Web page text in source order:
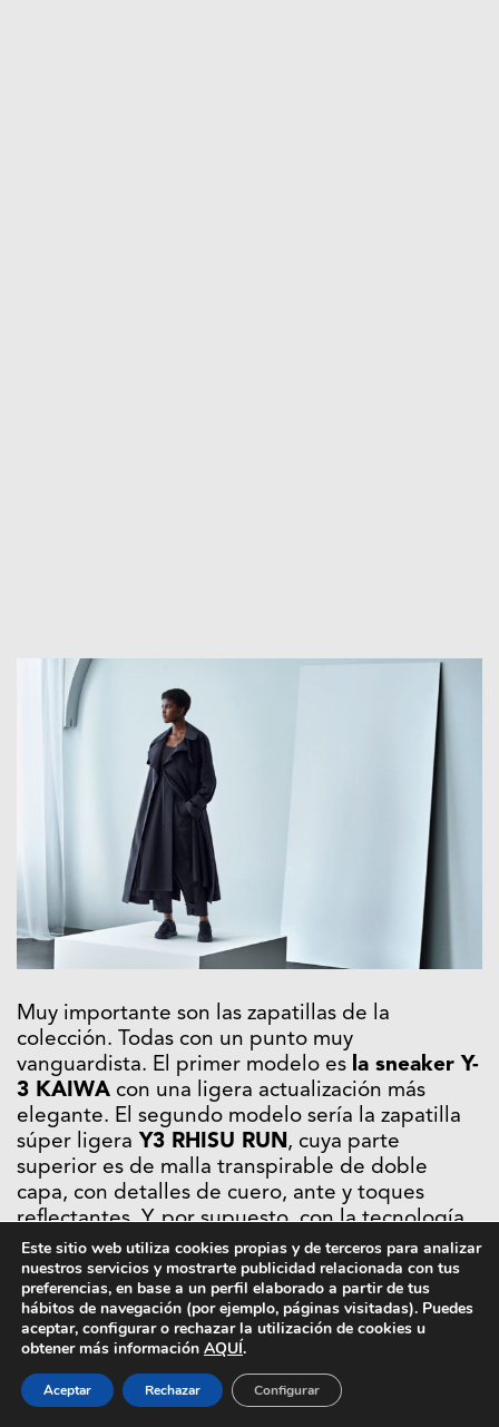
Muy importante son las zapatillas de la
colección. Todas con un punto muy
vanguardista. El primer modelo es la sneaker Y-
3 KAIWA con una ligera actualización más
elegante. El segundo modelo sería la zapatilla
súper ligera Y3 RHISU RUN, cuya parte
superior es de malla transpirable de doble
capa, con detalles de cuero, ante y toques
reflectantes. Y, por supuesto, con la tecnología
BOOST de adidas.
La primera drop de Y-3 SS20 sale a la venta el
de diciembreeny-3.comy tiendas físicas Y-3,
así como una súper exquisita selección de
tiendas multimarca.
Este sitio web utiliza cookies propias y de terceros para analizar
nuestros servicios y mostrarte publicidad relacionada con tus
preferencias, en base a un perfil elaborado a partir de tus
hábitos de navegación (por ejemplo, páginas visitadas). Puedes
aceptar, configurar o rechazar la utilización de cookies u
obtener más información AQUÍ.
Aceptar Rechazar Configurar